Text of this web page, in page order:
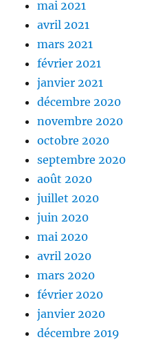
mai 2021
avril 2021
mars 2021
février 2021
janvier 2021
décembre 2020
novembre 2020
octobre 2020
septembre 2020
août 2020
juillet 2020
juin 2020
mai 2020
avril 2020
mars 2020
février 2020
janvier 2020
décembre 2019